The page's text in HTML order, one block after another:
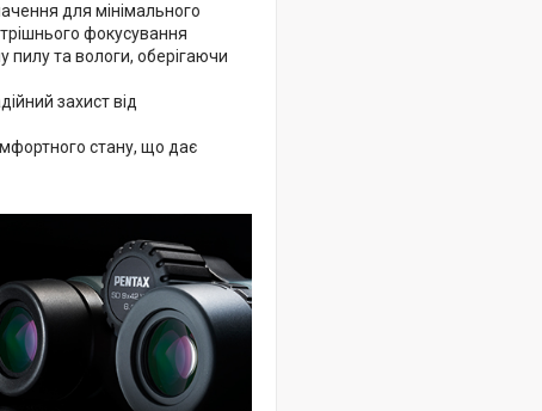
для мінімального
фокусування
пилу та вологи, оберігаючи
захист від
стану, що дає